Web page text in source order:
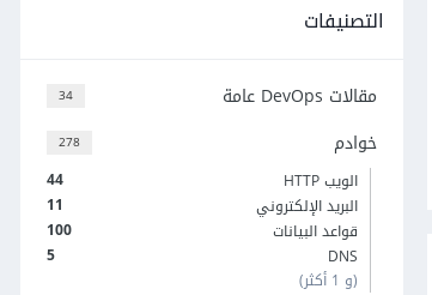
التصنيفات
34 مقالات DevOps عامة
278 خوادم
44
الويب HTTP
11
البريد الإلكتروني
100
قواعد البيانات
5
DNS
(و 1 أكثر)